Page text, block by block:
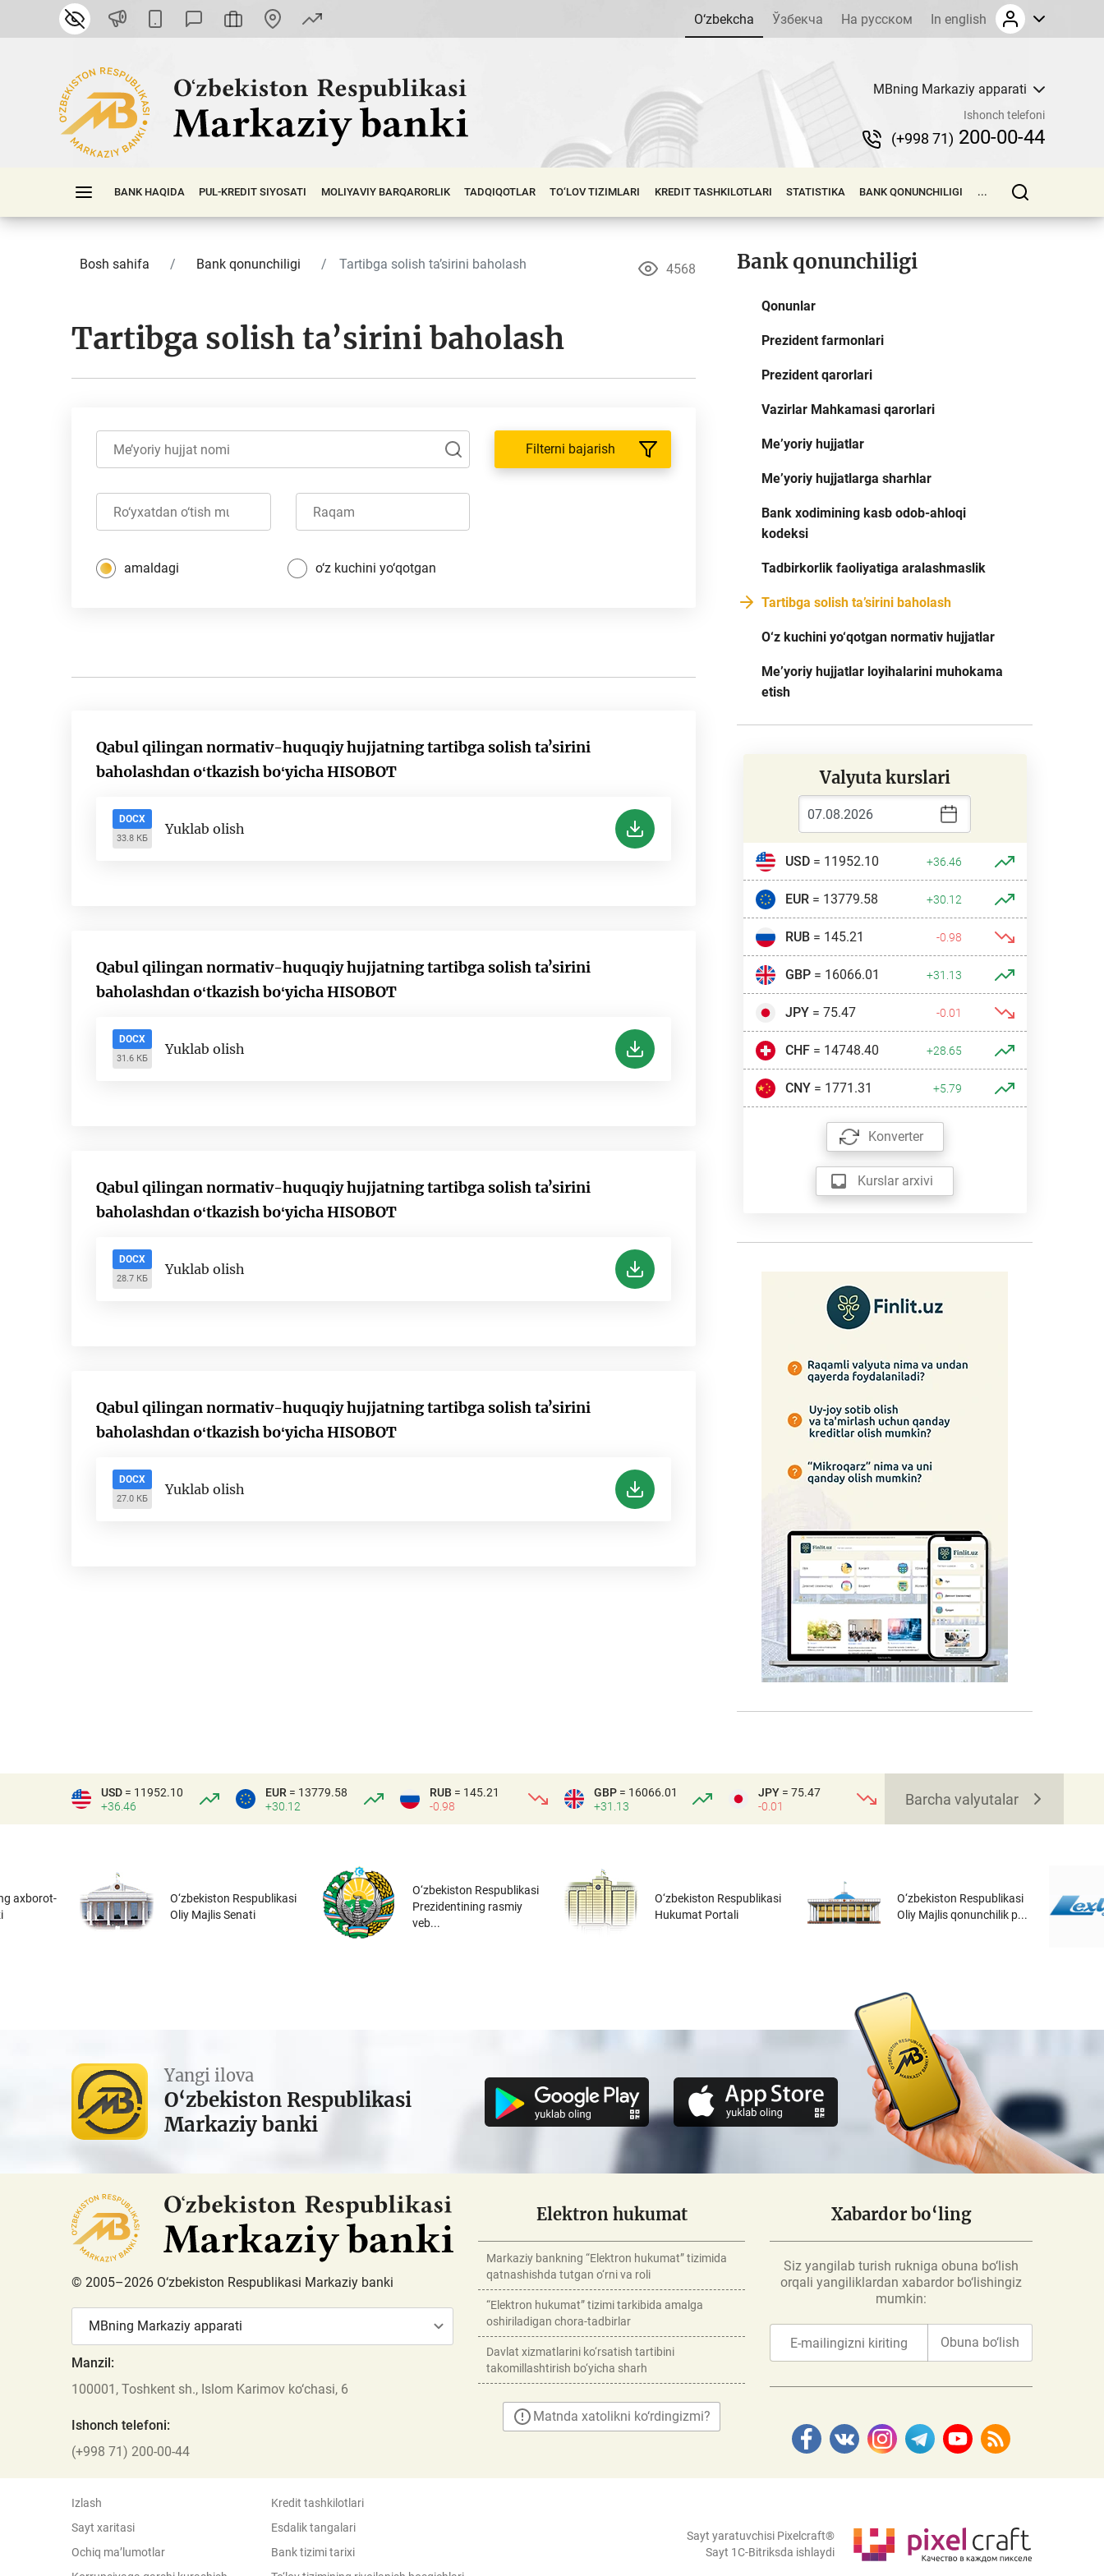
O‘zbekcha Ўзбекча На русском In english
MBning Markaziy apparati
Ishonch telefoni
(+998 71) 200-00-44
BANK HAQIDA PUL-KREDIT SIYOSATI MOLIYAVIY BАRQАRОRLIK TADQIQOTLAR TO‘LOV TIZIMLARI KREDIT TASHKILOTLARI STATISTIKA BANK QONUNCHILIGI ...
Bosh sahifa Bank qonunchiligi Tartibga solish ta’sirini baholash 4568
Tartibga solish ta’sirini baholash
Filterni bajarish
amaldagi o‘z kuchini yo‘qotgan
Qabul qilingan normativ-huquqiy hujjatning tartibga solish taʼsirini
baholashdan oʻtkazish boʻyicha HISOBOT
DOCX
33.8 КБ
Yuklab olish
Qabul qilingan normativ-huquqiy hujjatning tartibga solish taʼsirini
baholashdan oʻtkazish boʻyicha HISOBOT
DOCX
31.6 КБ
Yuklab olish
Qabul qilingan normativ-huquqiy hujjatning tartibga solish taʼsirini
baholashdan oʻtkazish boʻyicha HISOBOT
DOCX
28.7 КБ
Yuklab olish
Qabul qilingan normativ-huquqiy hujjatning tartibga solish taʼsirini
baholashdan oʻtkazish boʻyicha HISOBOT
DOCX
27.0 КБ
Yuklab olish
Bank qonunchiligi
Qonunlar
Prezident farmonlari
Prezident qarorlari
Vazirlar Mahkamasi qarorlari
Me’yoriy hujjatlar
Me’yoriy hujjatlarga sharhlar
Bank xodimining kasb odob-ahloqi
kodeksi
Tadbirkorlik faoliyatiga aralashmaslik
Tartibga solish ta’sirini baholash
O‘z kuchini yo‘qotgan normativ hujjatlar
Me’yoriy hujjatlar loyihalarini muhokama
etish
Valyuta kurslari
USD= 11952.10 +36.46
EUR= 13779.58 +30.12
RUB= 145.21 -0.98
GBP= 16066.01 +31.13
JPY= 75.47 -0.01
CHF= 14748.40 +28.65
CNY= 1771.31 +5.79
Konverter
Kurslar arxivi
USD = 11952.10
+36.46
EUR = 13779.58
+30.12
RUB = 145.21
-0.98
GBP = 16066.01
+31.13
JPY = 75.47
-0.01
Barcha valyutalar
axborot-
O‘zbekiston Respublikasi
Oliy Majlis Senati
O‘zbekiston Respublikasi
Prezidentining rasmiy
veb...
O‘zbekiston Respublikasi
Hukumat Portali
O‘zbekiston Respublikasi
Oliy Majlis qonunchilik p...
Yangi ilova
O‘zbekiston Respublikasi
Markaziy banki
© 2005–2026 O‘zbekiston Respublikasi Markaziy banki
MBning Markaziy apparati
Manzil:
100001, Toshkent sh., Islom Karimov ko‘chasi, 6
Ishonch telefoni:
(+998 71) 200-00-44
Elektron hukumat
Markaziy bankning “Elektron hukumat” tizimida
qatnashishda tutgan o‘rni va roli
“Elektron hukumat” tizimi tarkibida amalga
oshiriladigan chora-tadbirlar
Davlat xizmatlarini ko‘rsatish tartibini
takomillashtirish bo‘yicha sharh
Matnda xatolikni ko‘rdingizmi?
Xabardor bo‘ling
Siz yangilab turish rukniga obuna bo‘lish
orqali yangiliklardan xabardor bo‘lishingiz
mumkin:
Obuna bo‘lish
Izlash
Sayt xaritasi
Ochiq ma’lumotlar
Kredit tashkilotlari
Esdalik tangalari
Bank tizimi tarixi
Sayt yaratuvchisi Pixelcraft®
Sayt 1C-Bitriksda ishlaydi